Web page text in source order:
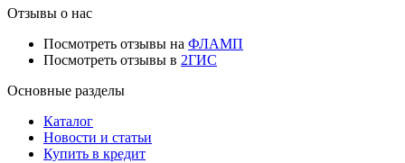
Отзывы о нас
Посмотреть отзывы на ФЛАМП
Посмотреть отзывы в 2ГИС
Основные разделы
Каталог
Новости и статьи
Купить в кредит